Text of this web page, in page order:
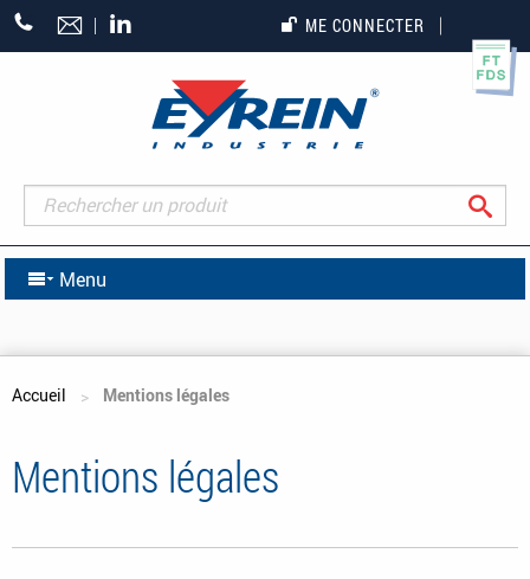
+33
(0)5
ME CONNECTER
Menu
Vous êtes ici
Accueil Mentions légales
Mentions légales